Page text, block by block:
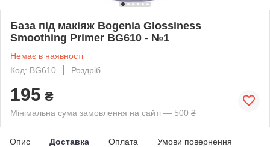
База під макіяж Bogenia Glossiness
Smoothing Primer BG610 - №1
Немає в наявності
Код: BG610
Роздріб
195 ₴
Мінімальна сума замовлення на сайті — 500 ₴
Опис Доставка Оплата Умови повернення